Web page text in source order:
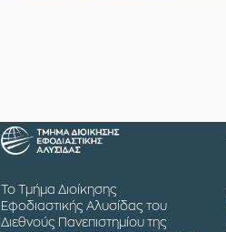
Το Τμήμα Διοίκησης
Εφοδιαστικής Αλυσίδας του
Διεθνούς Πανεπιστημίου της